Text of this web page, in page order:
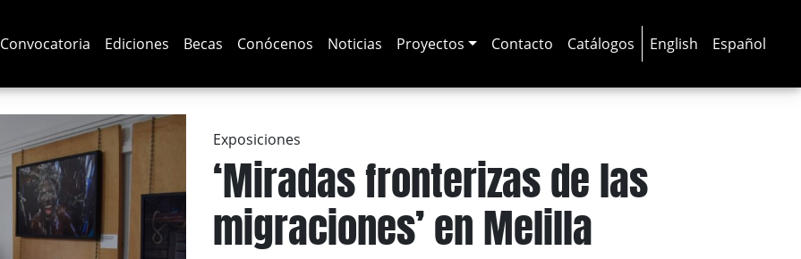
Convocatoria
Ediciones Becas Conócenos Noticias Proyectos Contacto Catálogos English Español
Exposiciones
‘Miradas fronterizas de las
migraciones’ en Melilla